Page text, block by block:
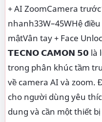
+ AI ZoomCamera
nhanh33W–45WHệ
mậtVân tay + Face
𝗧𝗘𝗖𝗡𝗢 𝗖𝗔𝗠𝗢𝗡 𝟱𝟬 là
trong phân khúc tầm
về camera AI và zoom.
cho người dùng yêu
dung và cần một thiết